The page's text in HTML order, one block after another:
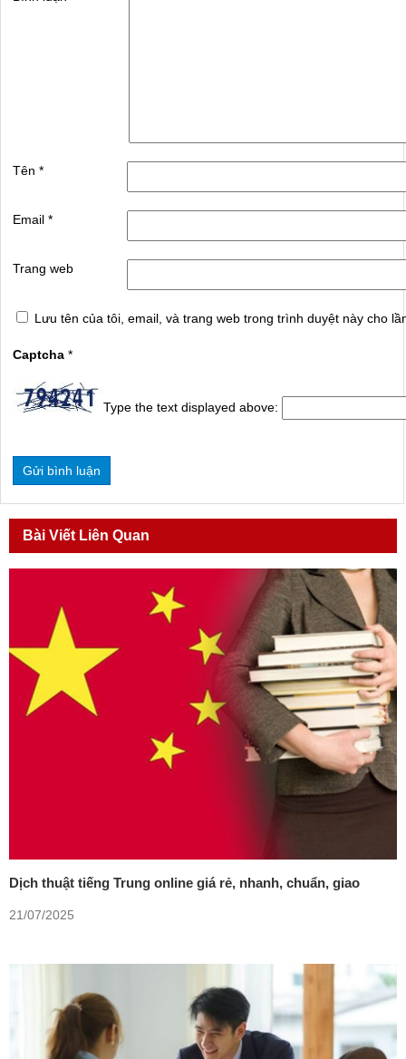
Tên*
Email*
Trang web
Lưu tên của tôi, email, và trang web trong trình duyệt này cho
Captcha*
Type the text displayed above:
Bài Viết Liên Quan
Dịch thuật tiếng Trung online giá rẻ, nhanh, chuẩn, giao
21/07/2025